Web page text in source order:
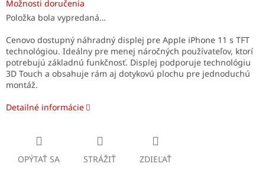
Možnosti doručenia
Položka bola vypredaná…
Cenovo dostupný náhradný displej pre Apple iPhone 11 s TFT
technológiou. Ideálny pre menej náročných používateľov, ktorí
potrebujú základnú funkčnosť. Displej podporuje technológiu
3D Touch a obsahuje rám aj dotykovú plochu pre jednoduchú
montáž.
Detailné informácie
OPÝTAŤ SA STRÁŽIŤ ZDIEĽAŤ